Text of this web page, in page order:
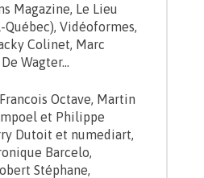
Magazine, Le Lieu
Vidéoformes,
Colinet, Marc
Wagter…
Octave, Martin
et Philippe
Dutoit et numediart,
Barcelo,
Stéphane,